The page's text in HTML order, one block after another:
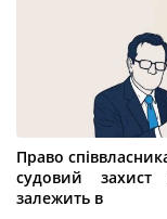
Право
судовий захист
залежить в